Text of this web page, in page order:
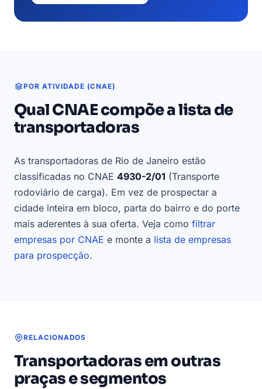
POR ATIVIDADE (CNAE)
Qual CNAE compõe a lista de
transportadoras
As transportadoras de Rio de Janeiro estão
classificadas no CNAE 4930-2/01 (Transporte
rodoviário de carga). Em vez de prospectar a
cidade inteira em bloco, parta do bairro e do porte
mais aderentes à sua oferta. Veja como filtrar
empresas por CNAE e monte a lista de empresas
para prospecção.
RELACIONADOS
Transportadoras em outras
praças e segmentos